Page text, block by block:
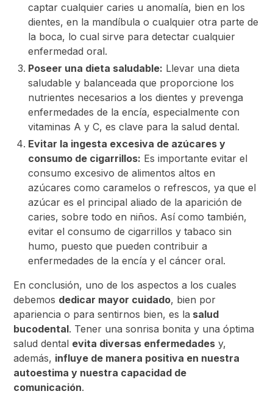
captar cualquier caries u anomalía, bien en los
dientes, en la mandíbula o cualquier otra parte de
la boca, lo cual sirve para detectar cualquier
enfermedad oral.
Poseer una dieta saludable: Llevar una dieta
saludable y balanceada que proporcione los
nutrientes necesarios a los dientes y prevenga
enfermedades de la encía, especialmente con
vitaminas A y C, es clave para la salud dental.
Evitar la ingesta excesiva de azúcares y
consumo de cigarrillos: Es importante evitar el
consumo excesivo de alimentos altos en
azúcares como caramelos o refrescos, ya que el
azúcar es el principal aliado de la aparición de
caries, sobre todo en niños. Así como también,
evitar el consumo de cigarrillos y tabaco sin
humo, puesto que pueden contribuir a
enfermedades de la encía y el cáncer oral.
En conclusión, uno de los aspectos a los cuales
debemos dedicar mayor cuidado, bien por
apariencia o para sentirnos bien, es la salud
bucodental. Tener una sonrisa bonita y una óptima
salud dental evita diversas enfermedades y,
además, influye de manera positiva en nuestra
autoestima y nuestra capacidad de
comunicación.